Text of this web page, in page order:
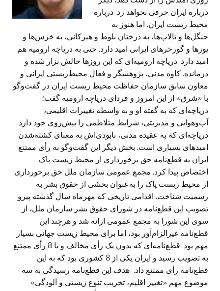
درباره ایران حرفی نخواهد زد. درباره
محیط‌ زیست ایران. اما هنوز به
جنگل‌ها و تالاب‌ها، به درختان بلوط و هیرکانی، به خرس‌ها و
یوزها و گورخرهای ایرانی امید دارد. حتی به دریاچه ارومیه هم
امید دارد. دریاچه ارومیه‌ای که این روزها حالش نزار شده و
درمانده. کاوه مدنی، پژوهشگر و فعال محیط‌زیستی ایرانی و
معاون سابق سازمان حفاظت محیط زیست ایران در گفت‌وگو
با «شرق» از این امروز و فردای دریاچه ارومیه گفت؛
دریاچه‌ای که به گفته او و به واسطه تغییرات اقلیمی،
آب‌و‌هوایی و مدیریتی، شرایط متلاطمی را پیش‌روی خود دارد.
دریاچه‌ای که به عقیده مدنی، نابودی‌اش به معنای کشته‌شدن
امیدهای بسیاری است. بخش دیگر این گفت‌وگو به رأی ممتنع
ایران به قطع‌نامه حق برخورداری از محیط زیست پاک
اختصاص پیدا کرد. مجمع عمومی سازمان ملل حق برخورداری
از محیط زیست پاک را به‌عنوان بخشی از حقوق بشر به
رسمیت شناخت. اقدامی تاریخی که مهرماه سال گذشته پیرو
تصویب این قطع‌نامه در شورای حقوق بشر سازمان ملل، از
سوی این شورا به مجمع عمومی ارائه شد و هرچند این
قطع‌نامه غیرالزام‌آور بود، اما برای محیط زیست جهانی بسیار
مهم بود. قطع‌نامه‌ای که بدون یک رأی مخالف و با 8 رأی ممتنع
به تصویب رسید و ایران یکی از 8 کشوری بود که به این
قطع‌نامه رأی ممتنع داد. هدف این قطع‌نامه رسیدگی به سه
موضوع مهم «تغییر اقلیم، تخریب تنوع زیستی و آلودگی»